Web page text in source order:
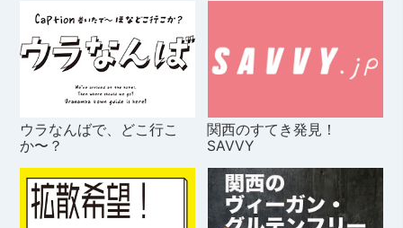
ウラなんばで、どこ行こ
か〜？
関西のすてき発見！
SAVVY